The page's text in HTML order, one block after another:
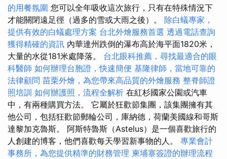
的用餐氛圍 您可以全年吸收這次旅行，只有在特殊情況下
才能關閉遠足徑（過多的雪或大雨之後）。 除白蟻專家，
提供有效的白蟻處理方案 台北外燴服務首選 透過電話查詢
獲得精確的資訊 內華達州跌倒的瀑布高於海平面1820米，
大量的水從181米處降落。 台北眼科推薦，尋找最適合的眼
科醫師 如何辦理台胞證，快速簡便 基隆律師，當地可靠的
法律顧問 苗栗外燴，為您帶來高品質的外燴服務 整脊師證
照培訓 如何辦護照，流程全解析 在紅杉國家公園或汽車
中，有兩種購買方法。 它屬於狂歡節集團，該集團擁有其
他公司，包括狂歡節郵輪​​公司，庫納德，荷蘭美國線和哥斯
達黎加克魯斯。 阿斯特魯斯（Astelus）是一個喜歡旅行的
人創建的博客，他們喜歡每天學習新事物的人。 專業會計
事務所，為您提供精準的財務管理 柬埔寨簽證的辦理流程